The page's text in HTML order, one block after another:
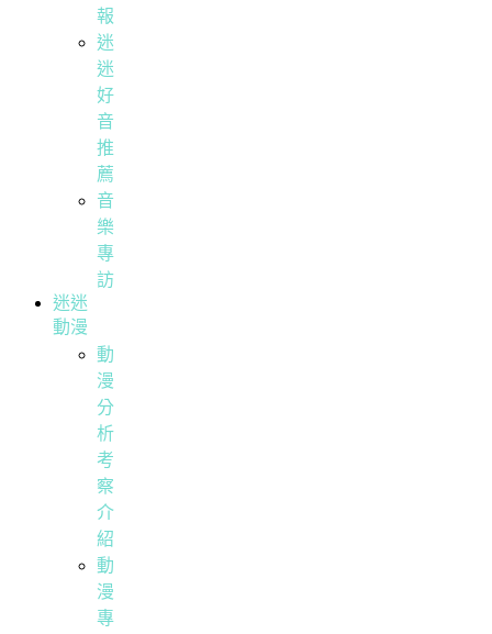
報
迷
迷
好
音
推
薦
音
樂
專
訪
迷迷
動漫
動
漫
分
析
考
察
介
紹
動
漫
專